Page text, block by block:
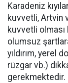
Karadeniz
kuvvetli, Artvin
kuvvetli
olumsuz
yıldırım, yerel
rüzgar vb.)
gerekmektedir.